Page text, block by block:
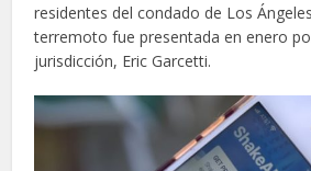
residentes del condado de Los
terremoto fue presentada en enero
jurisdicción, Eric Garcetti.